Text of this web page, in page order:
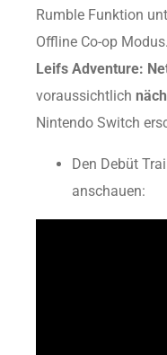
Rumble Funktion
Offline Co-op Modus.
Leifs Adventure:
voraussichtlich
Nintendo Switch
Den Debüt
anschauen: